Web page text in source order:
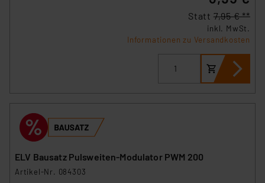
Statt 7,95 € **
inkl. MwSt.
Informationen zu Versandkosten
ELV Bausatz Pulsweiten-Modulator PWM 200
Artikel-Nr. 084303